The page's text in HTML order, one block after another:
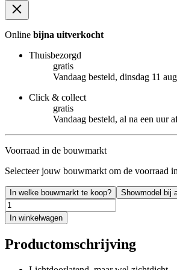
Online bijna uitverkocht
Thuisbezorgd
gratis
Vandaag besteld, dinsdag 11
Click & collect
gratis
Vandaag besteld, al na een uur
Voorraad in de bouwmarkt
Selecteer jouw bouwmarkt om de voorraad
In welke bouwmarkt te koop? Showmodel bij
In winkelwagen
Productomschrijving